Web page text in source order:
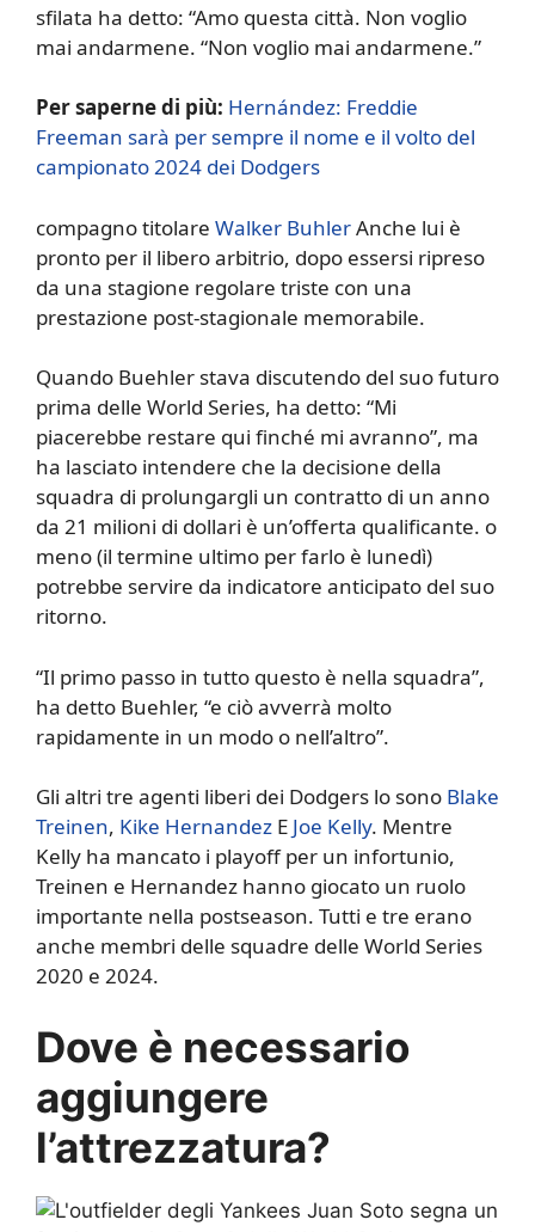
sfilata ha detto: “Amo questa città. Non voglio
mai andarmene. “Non voglio mai andarmene.”
Per saperne di più: Hernández: Freddie
Freeman sarà per sempre il nome e il volto del
campionato 2024 dei Dodgers
compagno titolare Walker BuhlerAnche lui è
pronto per il libero arbitrio, dopo essersi ripreso
da una stagione regolare triste con una
prestazione post-stagionale memorabile.
Quando Buehler stava discutendo del suo futuro
prima delle World Series, ha detto: “Mi
piacerebbe restare qui finché mi avranno”, ma
ha lasciato intendere che la decisione della
squadra di prolungargli un contratto di un anno
da 21 milioni di dollari è un’offerta qualificante. o
meno (il termine ultimo per farlo è lunedì)
potrebbe servire da indicatore anticipato del suo
ritorno.
“Il primo passo in tutto questo è nella squadra”,
ha detto Buehler, “e ciò avverrà molto
rapidamente in un modo o nell’altro”.
Gli altri tre agenti liberi dei Dodgers lo sono Blake
Treinen, Kike Hernandez E Joe Kelly. Mentre
Kelly ha mancato i playoff per un infortunio,
Treinen e Hernandez hanno giocato un ruolo
importante nella postseason. Tutti e tre erano
anche membri delle squadre delle World Series
2020 e 2024.
Dove è necessario
aggiungere
l’attrezzatura?